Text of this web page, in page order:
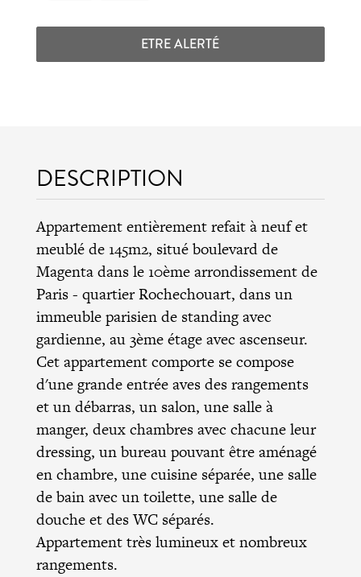
ETRE ALERTÉ
DESCRIPTION
Appartement entièrement refait à neuf et
meublé de 145m2, situé boulevard de
Magenta dans le 10ème arrondissement de
Paris - quartier Rochechouart, dans un
immeuble parisien de standing avec
gardienne, au 3ème étage avec ascenseur.
Cet appartement comporte se compose
d'une grande entrée aves des rangements
et un débarras, un salon, une salle à
manger, deux chambres avec chacune leur
dressing, un bureau pouvant être aménagé
en chambre, une cuisine séparée, une salle
de bain avec un toilette, une salle de
douche et des WC séparés.
Appartement très lumineux et nombreux
rangements.